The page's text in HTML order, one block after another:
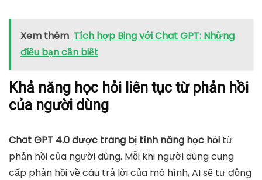
Xem thêm Tích hợp Bing với Chat GPT: Những
điều bạn cần biết
Khả năng học hỏi liên tục từ phản hồi
của người dùng
Chat GPT 4.0 được trang bị tính năng học hỏi từ
phản hồi của người dùng. Mỗi khi người dùng cung
cấp phản hồi về câu trả lời của mô hình, AI sẽ tự động